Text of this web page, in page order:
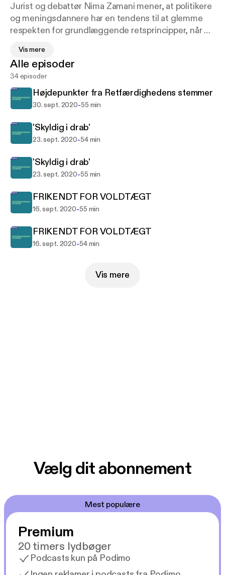
Jurist og debattør Nima Zamani mener, at politikere
og meningsdannere har en tendens til at glemme
respekten for grundlæggende retsprincipper, når de
stemmer' undersøger og udfordrer han de
mennesker, der spiller en afgørende rolle i vores
retssamfund.
Vis mere
Alle episoder
34 episoder
Højdepunkter fra Retfærdighedens stemmer
30. sept. 2020-55 min
'Skyldig i drab'
23. sept. 2020-54 min
'Skyldig i drab'
23. sept. 2020-55 min
FRIKENDT FOR VOLDTÆGT
16. sept. 2020-55 min
FRIKENDT FOR VOLDTÆGT
16. sept. 2020-54 min
Vis mere
Vælg dit abonnement
Mest populære
Premium
20 timers lydbøger
Podcasts kun på Podimo